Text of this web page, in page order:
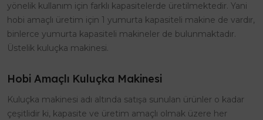
yönelik kullanım için farklı kapasitelerde üretilmektedir. Yani
hobi amaçlı üretim için 1 yumurta kapasiteli makine de vardır,
binlerce yumurta kapasiteli makineler de bulunmaktadır.
Üstelik kuluçka makinesi.
Hobi Amaçlı Kuluçka Makinesi
Kuluçka makinesi adı altında satışa sunulan ürünler o kadar
çeşitlidir ki, kapasite ve üretim amaçlı olmak üzere her